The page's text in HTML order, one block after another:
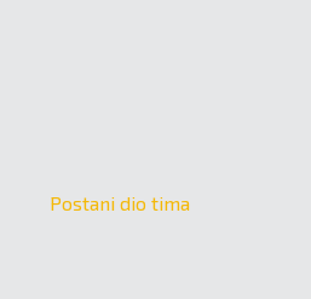
Postani dio tima